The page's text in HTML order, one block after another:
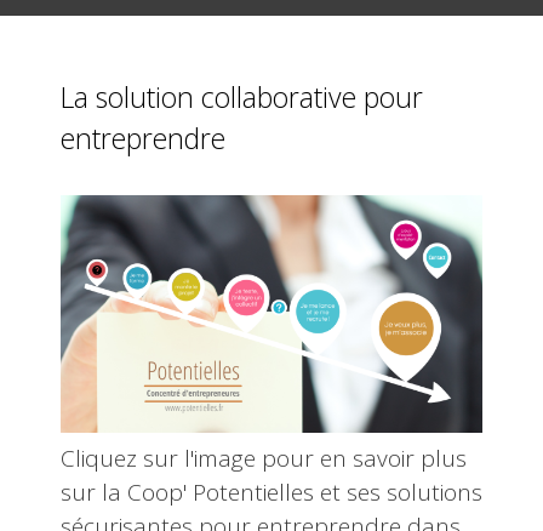
La solution collaborative pour
entreprendre
Cliquez sur l'image pour en savoir plus
sur la Coop' Potentielles et ses solutions